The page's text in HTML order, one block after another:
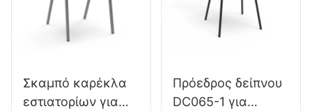
καρέκλας Hewei
Σκαμπό καρέκλα
εστιατορίων για
Πρόεδρος δείπνου
DC065-1 για